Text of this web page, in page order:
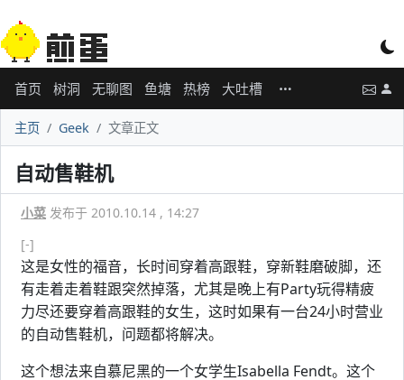
首页 树洞 无聊图 鱼塘 热榜 大吐槽
主页 Geek 文章正文
自动售鞋机
小菜 发布于 2010.10.14 , 14:27
[-]
这是女性的福音，长时间穿着高跟鞋，穿新鞋磨破脚，还
有走着走着鞋跟突然掉落，尤其是晚上有Party玩得精疲
力尽还要穿着高跟鞋的女生，这时如果有一台24小时营业
的自动售鞋机，问题都将解决。
这个想法来自慕尼黑的一个女学生Isabella Fendt。这个